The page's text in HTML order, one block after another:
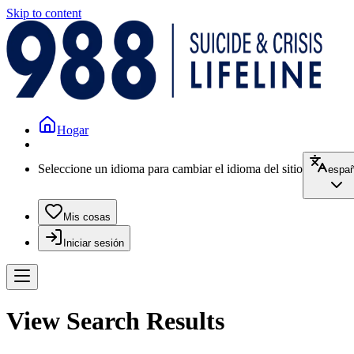
Skip to content
Hogar
Seleccione un idioma para cambiar el idioma del sitio
Mis cosas
Iniciar sesión
View Search Results